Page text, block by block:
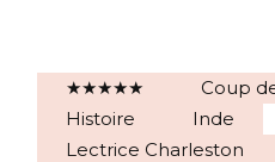
★★★★★ Coup
Histoire
Inde
Lectrice Charleston